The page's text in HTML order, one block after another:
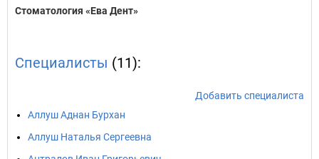
Стоматология «Ева Дент»
Специалисты (11):
Добавить специалиста
Аллуш Аднан Бурхан
Аллуш Наталья Сергеевна